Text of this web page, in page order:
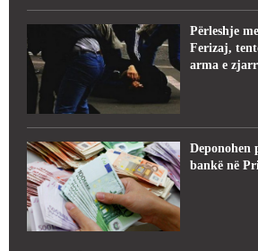
Përleshje
Ferizaj,
arma e
Deponohen
bankë në